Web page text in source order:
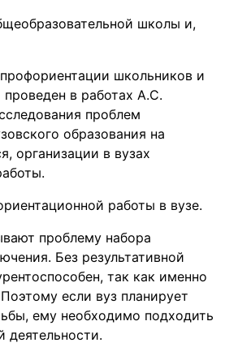
школы и,
школьников и
в работах А.С.
проблем
образования на
организации в вузах
работы в вузе.
проблему набора
Без результативной
так как именно
если вуз планирует
ему необходимо подходить
деятельности.